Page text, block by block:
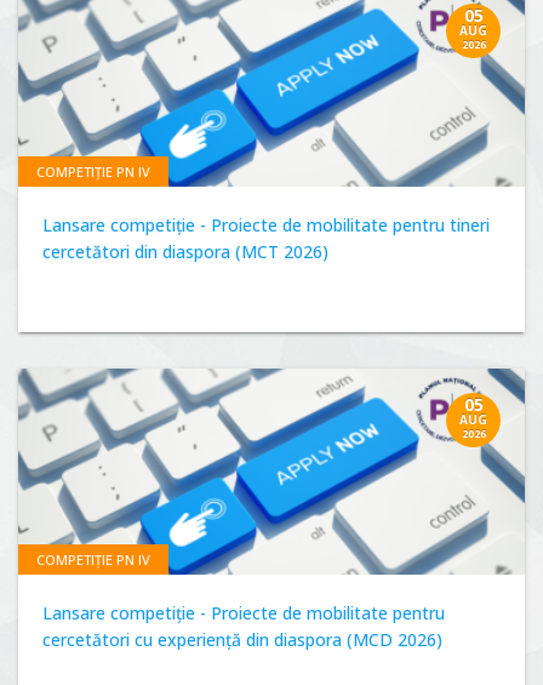
05
AUG
2026
COMPETIȚIE PN IV
Lansare competiție - Proiecte de mobilitate pentru tineri
cercetători din diaspora (MCT 2026)
05
AUG
2026
COMPETIȚIE PN IV
Lansare competiție - Proiecte de mobilitate pentru
cercetători cu experiență din diaspora (MCD 2026)